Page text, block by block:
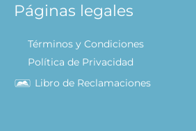
Páginas legales
Términos y Condiciones
Política de Privacidad
Libro de Reclamaciones